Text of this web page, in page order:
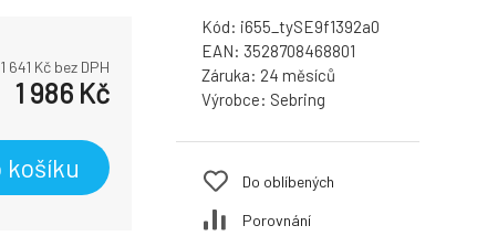
1 641 Kč bez DPH
1 986 Kč
košíku
Kód: i655_tySE9f1392a0
EAN: 3528708468801
Záruka: 24 měsíců
Výrobce: Sebring
Do oblíbených
Porovnání